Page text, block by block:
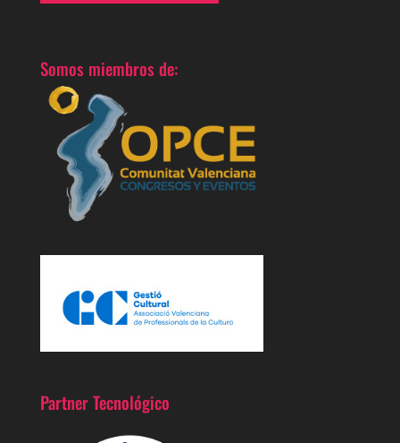
Somos miembros de:
Partner Tecnológico